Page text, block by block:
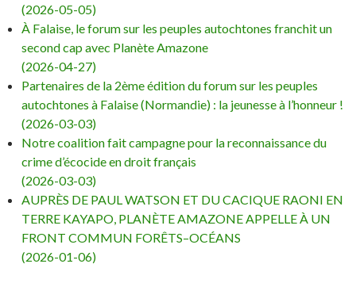
(2026-05-05)
À Falaise, le forum sur les peuples autochtones franchit un
second cap avec Planète Amazone
(2026-04-27)
Partenaires de la 2ème édition du forum sur les peuples
autochtones à Falaise (Normandie) : la jeunesse à l’honneur !
(2026-03-03)
Notre coalition fait campagne pour la reconnaissance du
crime d’écocide en droit français
(2026-03-03)
AUPRÈS DE PAUL WATSON ET DU CACIQUE RAONI EN
TERRE KAYAPO, PLANÈTE AMAZONE APPELLE À UN
FRONT COMMUN FORÊTS–OCÉANS
(2026-01-06)